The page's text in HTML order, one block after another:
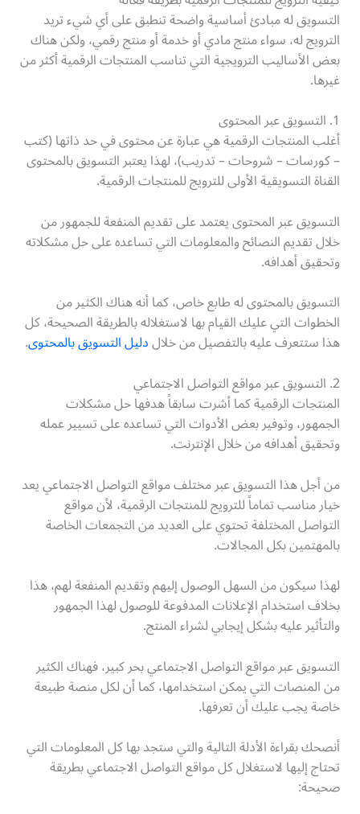
التسويق له مبادئ أساسية واضحة تنطبق على أي شيء تريد
الترويج له، سواء منتج مادي أو خدمة أو منتج رقمي، ولكن هناك
بعض الأساليب الترويجية التي تناسب المنتجات الرقمية أكثر من
غيرها.
1. التسويق عبر المحتوى
أغلب المنتجات الرقمية هي عبارة عن محتوى في حد ذاتها (كتب
– كورسات – شروحات – تدريب)، لهذا يعتبر التسويق بالمحتوى
القناة التسويقية الأولى للترويج للمنتجات الرقمية.
التسويق عبر المحتوى يعتمد على تقديم المنفعة للجمهور من
خلال تقديم النصائح والمعلومات التي تساعده على حل مشكلاته
وتحقيق أهدافه.
التسويق بالمحتوى له طابع خاص، كما أنه هناك الكثير من
الخطوات التي عليك القيام بها لاستغلاله بالطريقة الصحيحة، كل
هذا ستتعرف عليه بالتفصيل من خلالدليل التسويق بالمحتوى.
2. التسويق عبر مواقع التواصل الاجتماعي
المنتجات الرقمية كما أشرت سابقاً هدفها حل مشكلات
الجمهور، وتوفير بعض الأدوات التي تساعده على تسيير عمله
وتحقيق أهدافه من خلال الإنترنت.
من أجل هذا التسويق عبر مختلف مواقع التواصل الاجتماعي يعد
خيار مناسب تماماً للترويج للمنتجات الرقمية، لأن مواقع
التواصل المختلفة تحتوي على العديد من التجمعات الخاصة
بالمهتمين بكل المجالات.
لهذا سيكون من السهل الوصول إليهم وتقديم المنفعة لهم، هذا
بخلاف استخدام الإعلانات المدفوعة للوصول لهذا الجمهور
والتأثير عليه بشكل إيجابي لشراء المنتج.
التسويق عبر مواقع التواصل الاجتماعي بحر كبير، فهناك الكثير
من المنصات التي يمكن استخدامها، كما أن لكل منصة طبيعة
خاصة يجب عليك أن تعرفها.
أنصحك بقراءة الأدلة التالية والتي ستجد بها كل المعلومات التي
تحتاج إليها لاستغلال كل مواقع التواصل الاجتماعي بطريقة
صحيحة: